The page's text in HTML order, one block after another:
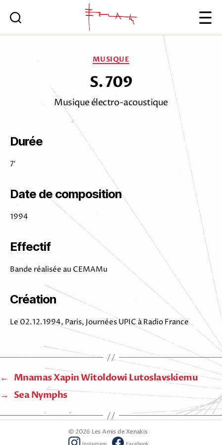
Iannis
Catégories
MUSIQUE
S. 709
Musique électro-acoustique
Durée
7′
Date de composition
1994
Effectif
Bande réalisée au CEMAMu
Création
Le 02.12.1994, Paris, Journées UPIC à Radio France
← Mnamas Xapin Witoldowi Lutoslavskiemu
→ Sea Nymphs
© 2026 Les Amis de Xenakis